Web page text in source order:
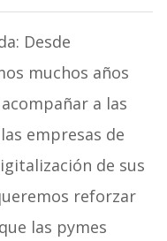
Desde
muchos años
a las
empresas de
de sus
reforzar
las pymes